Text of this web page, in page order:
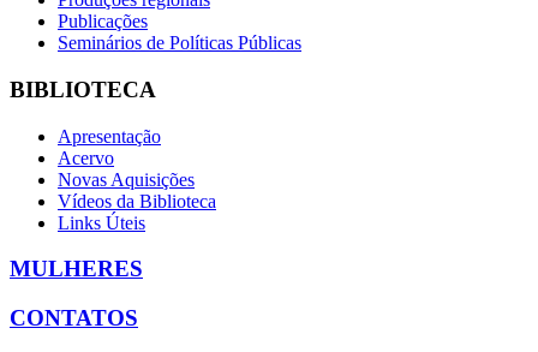
Publicações
Seminários de Políticas Públicas
BIBLIOTECA
Apresentação
Acervo
Novas Aquisições
Vídeos da Biblioteca
Links Úteis
MULHERES
CONTATOS